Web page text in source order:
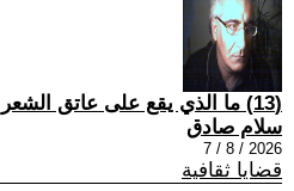
(13) ما الذي يقع على عاتق الشعراء
سلام صادق
2026 / 8 / 7
قضايا ثقافية